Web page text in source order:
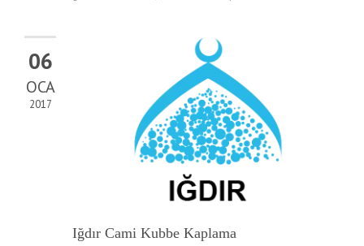
06
OCA
2017
Iğdır Cami Kubbe Kaplama